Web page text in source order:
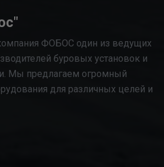
ФОБОС один из ведущих
буровых установок и
Мы предлагаем огромный
для различных целей и